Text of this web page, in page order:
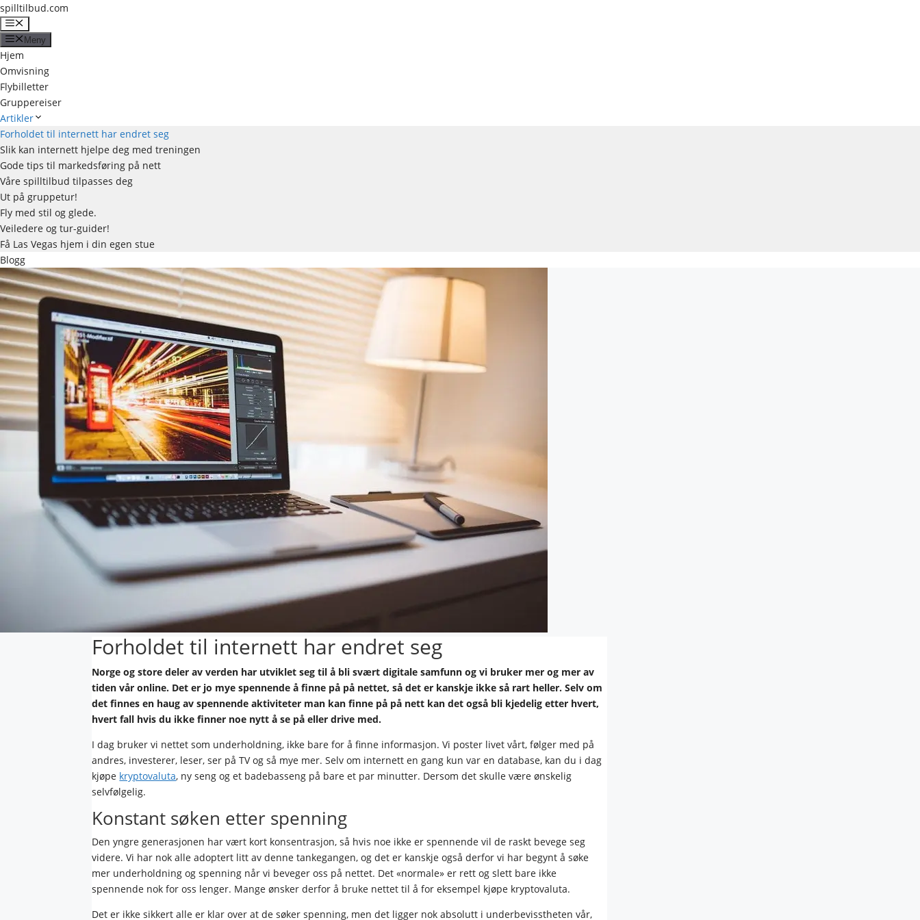
Hopp
til
innhold
spilltilbud.com
Meny
Meny
Hjem
Omvisning
Flybilletter
Gruppereiser
Artikler
Forholdet til internett har endret seg
Slik kan internett hjelpe deg med treningen
Gode tips til markedsføring på nett
Våre spilltilbud tilpasses deg
Ut på gruppetur!
Fly med stil og glede.
Veiledere og tur-guider!
Få Las Vegas hjem i din egen stue
Blogg
Forholdet til internett har endret seg
Norge og store deler av verden har utviklet seg til å bli svært digitale samfunn og vi bruker mer og mer av
tiden vår online. Det er jo mye spennende å finne på på nettet, så det er kanskje ikke så rart heller. Selv om
det finnes en haug av spennende aktiviteter man kan finne på på nett kan det også bli kjedelig etter hvert,
hvert fall hvis du ikke finner noe nytt å se på eller drive med.
I dag bruker vi nettet som underholdning, ikke bare for å finne informasjon. Vi poster livet vårt, følger med på
andres, investerer, leser, ser på TV og så mye mer. Selv om internett en gang kun var en database, kan du i dag
kjøpe kryptovaluta, ny seng og et badebasseng på bare et par minutter. Dersom det skulle være ønskelig
selvfølgelig.
Konstant søken etter spenning
Den yngre generasjonen har vært kort konsentrasjon, så hvis noe ikke er spennende vil de raskt bevege seg
videre. Vi har nok alle adoptert litt av denne tankegangen, og det er kanskje også derfor vi har begynt å søke
mer underholdning og spenning når vi beveger oss på nettet. Det «normale» er rett og slett bare ikke
spennende nok for oss lenger. Mange ønsker derfor å bruke nettet til å for eksempel kjøpe kryptovaluta.
Det er ikke sikkert alle er klar over at de søker spenning, men det ligger nok absolutt i underbevisstheten vår,